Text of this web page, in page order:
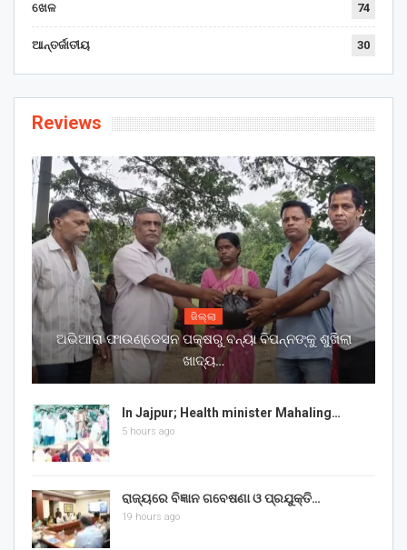
ଖେଳ 74
ଆନ୍ତର୍ଜାତୀୟ 30
Reviews
ଜିଲ୍ଲା
ଅଭିଆରା ଫାଉଣ୍ଡେସନ ପକ୍ଷରୁ ବନ୍ୟା ବିପନ୍ନଙ୍କୁ ଶୁଖିଲା
ଖାଦ୍ୟ…
In Jajpur; Health minister Mahaling…
5 hours ago
ରାଜ୍ୟରେ ବିଜ୍ଞାନ ଗବେଷଣା ଓ ପ୍ରଯୁକ୍ତି…
19 hours ago